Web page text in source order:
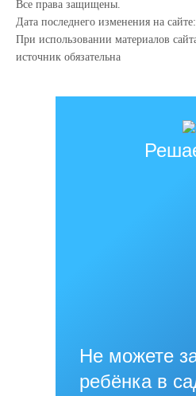
Все права защищены.
Дата последнего изменения на
При использовании материалов
источник обязательна
Не можете
ребёнка в